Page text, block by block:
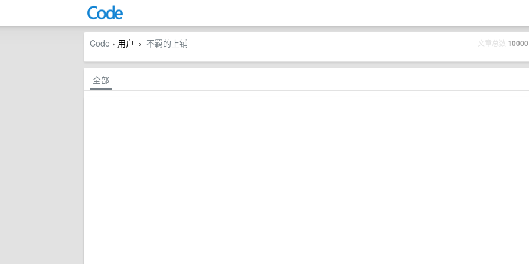
文章总数 10000
Code › 用户 › 不羁的上铺
全部